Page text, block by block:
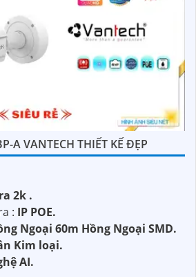
A VANTECH THIẾT KẾ ĐẸP
2k .
: IP POE.
Ngoại 60m Hồng Ngoại SMD.
Kim loại.
AI.